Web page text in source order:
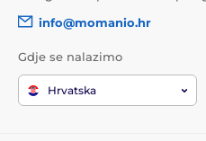
info@momanio.hr
Gdje se nalazimo
Hrvatska